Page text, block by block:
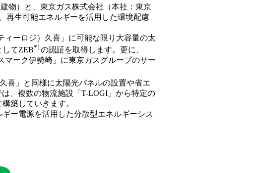
物）と、東京ガス株式会社（本社：東京
再生可能エネルギーを活用した環境配慮
ーロジ）久喜」に可能な限り大容量の太
してZEB*1の認証を取得します。更に、
マーク伊勢崎」に東京ガスグループのサー
喜」と同様に太陽光パネルの設置や省エ
、複数の物流施設「T-LOGI」から特定の
築していきます。
ー電源を活用した分散型エネルギーシス